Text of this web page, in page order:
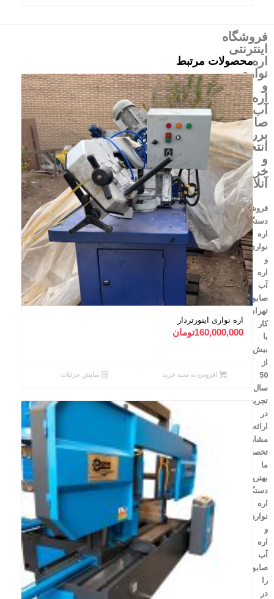
محصولات مرتبط
اره نواری اینورتردار
160,000,000تومان
افزودن به سبد خرید نمایش جزئیات
فروشگاه
اینترنتی
اره
نواری
و
اره
آب
صابونی،
بررسی،
انتخاب
و
خرید
آنلاین
فروشگاه
دستگاه
اره
نواری
و
اره
آب
صابونی
تهران
کار
با
بیش
از
50
سال
تجربه
در
ارائه
مشاوره
تخصصی،
ما
بهترین
دستگاه‌های
اره
نواری
و
اره
آب
صابونی
را
در